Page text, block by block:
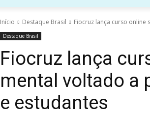
Início Destaque Brasil Fiocruz lança curso
Destaque Brasil
Fiocruz lança
mental voltado a
e estudantes